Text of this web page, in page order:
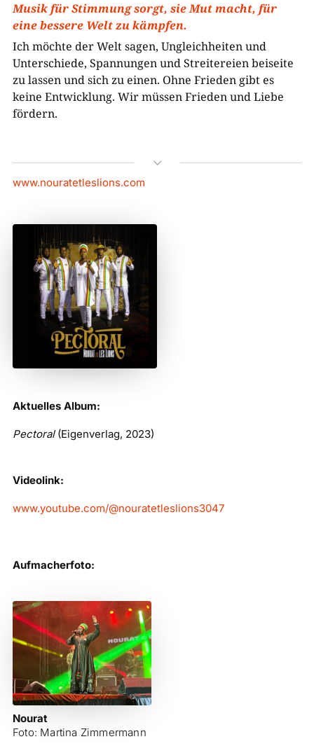
Musik für Stimmung sorgt, sie Mut macht, für
eine bessere Welt zu kämpfen.
Ich möchte der Welt sagen, Ungleichheiten und
Unterschiede, Spannungen und Streitereien beiseite
zu lassen und sich zu einen. Ohne Frieden gibt es
keine Entwicklung. Wir müssen Frieden und Liebe
fördern.
3
www.nouratetleslions.com
Aktuelles Album:
Pectoral(Eigenverlag, 2023)
Videolink:
www.youtube.com/@nouratetleslions3047
Aufmacherfoto:
Nourat
Foto: Martina Zimmermann